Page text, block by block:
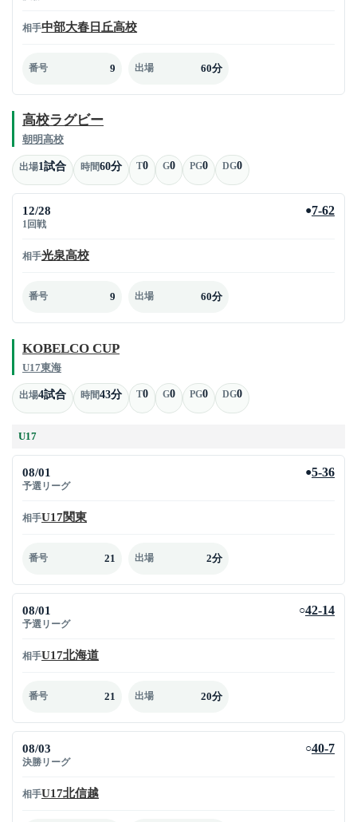
相手中部大春日丘高校
番号 9 出場 60分
高校ラグビー
朝明高校
出場1試合 時間60分 T0 G0 PG0 DG0
12/28
1回戦
●7-62
相手光泉高校
番号 9 出場 60分
KOBELCO CUP
U17東海
出場4試合 時間43分 T0 G0 PG0 DG0
U17
08/01
予選リーグ
●5-36
相手U17関東
番号 21 出場 2分
08/01
予選リーグ
○42-14
相手U17北海道
番号 21 出場 20分
08/03
決勝リーグ
○40-7
相手U17北信越